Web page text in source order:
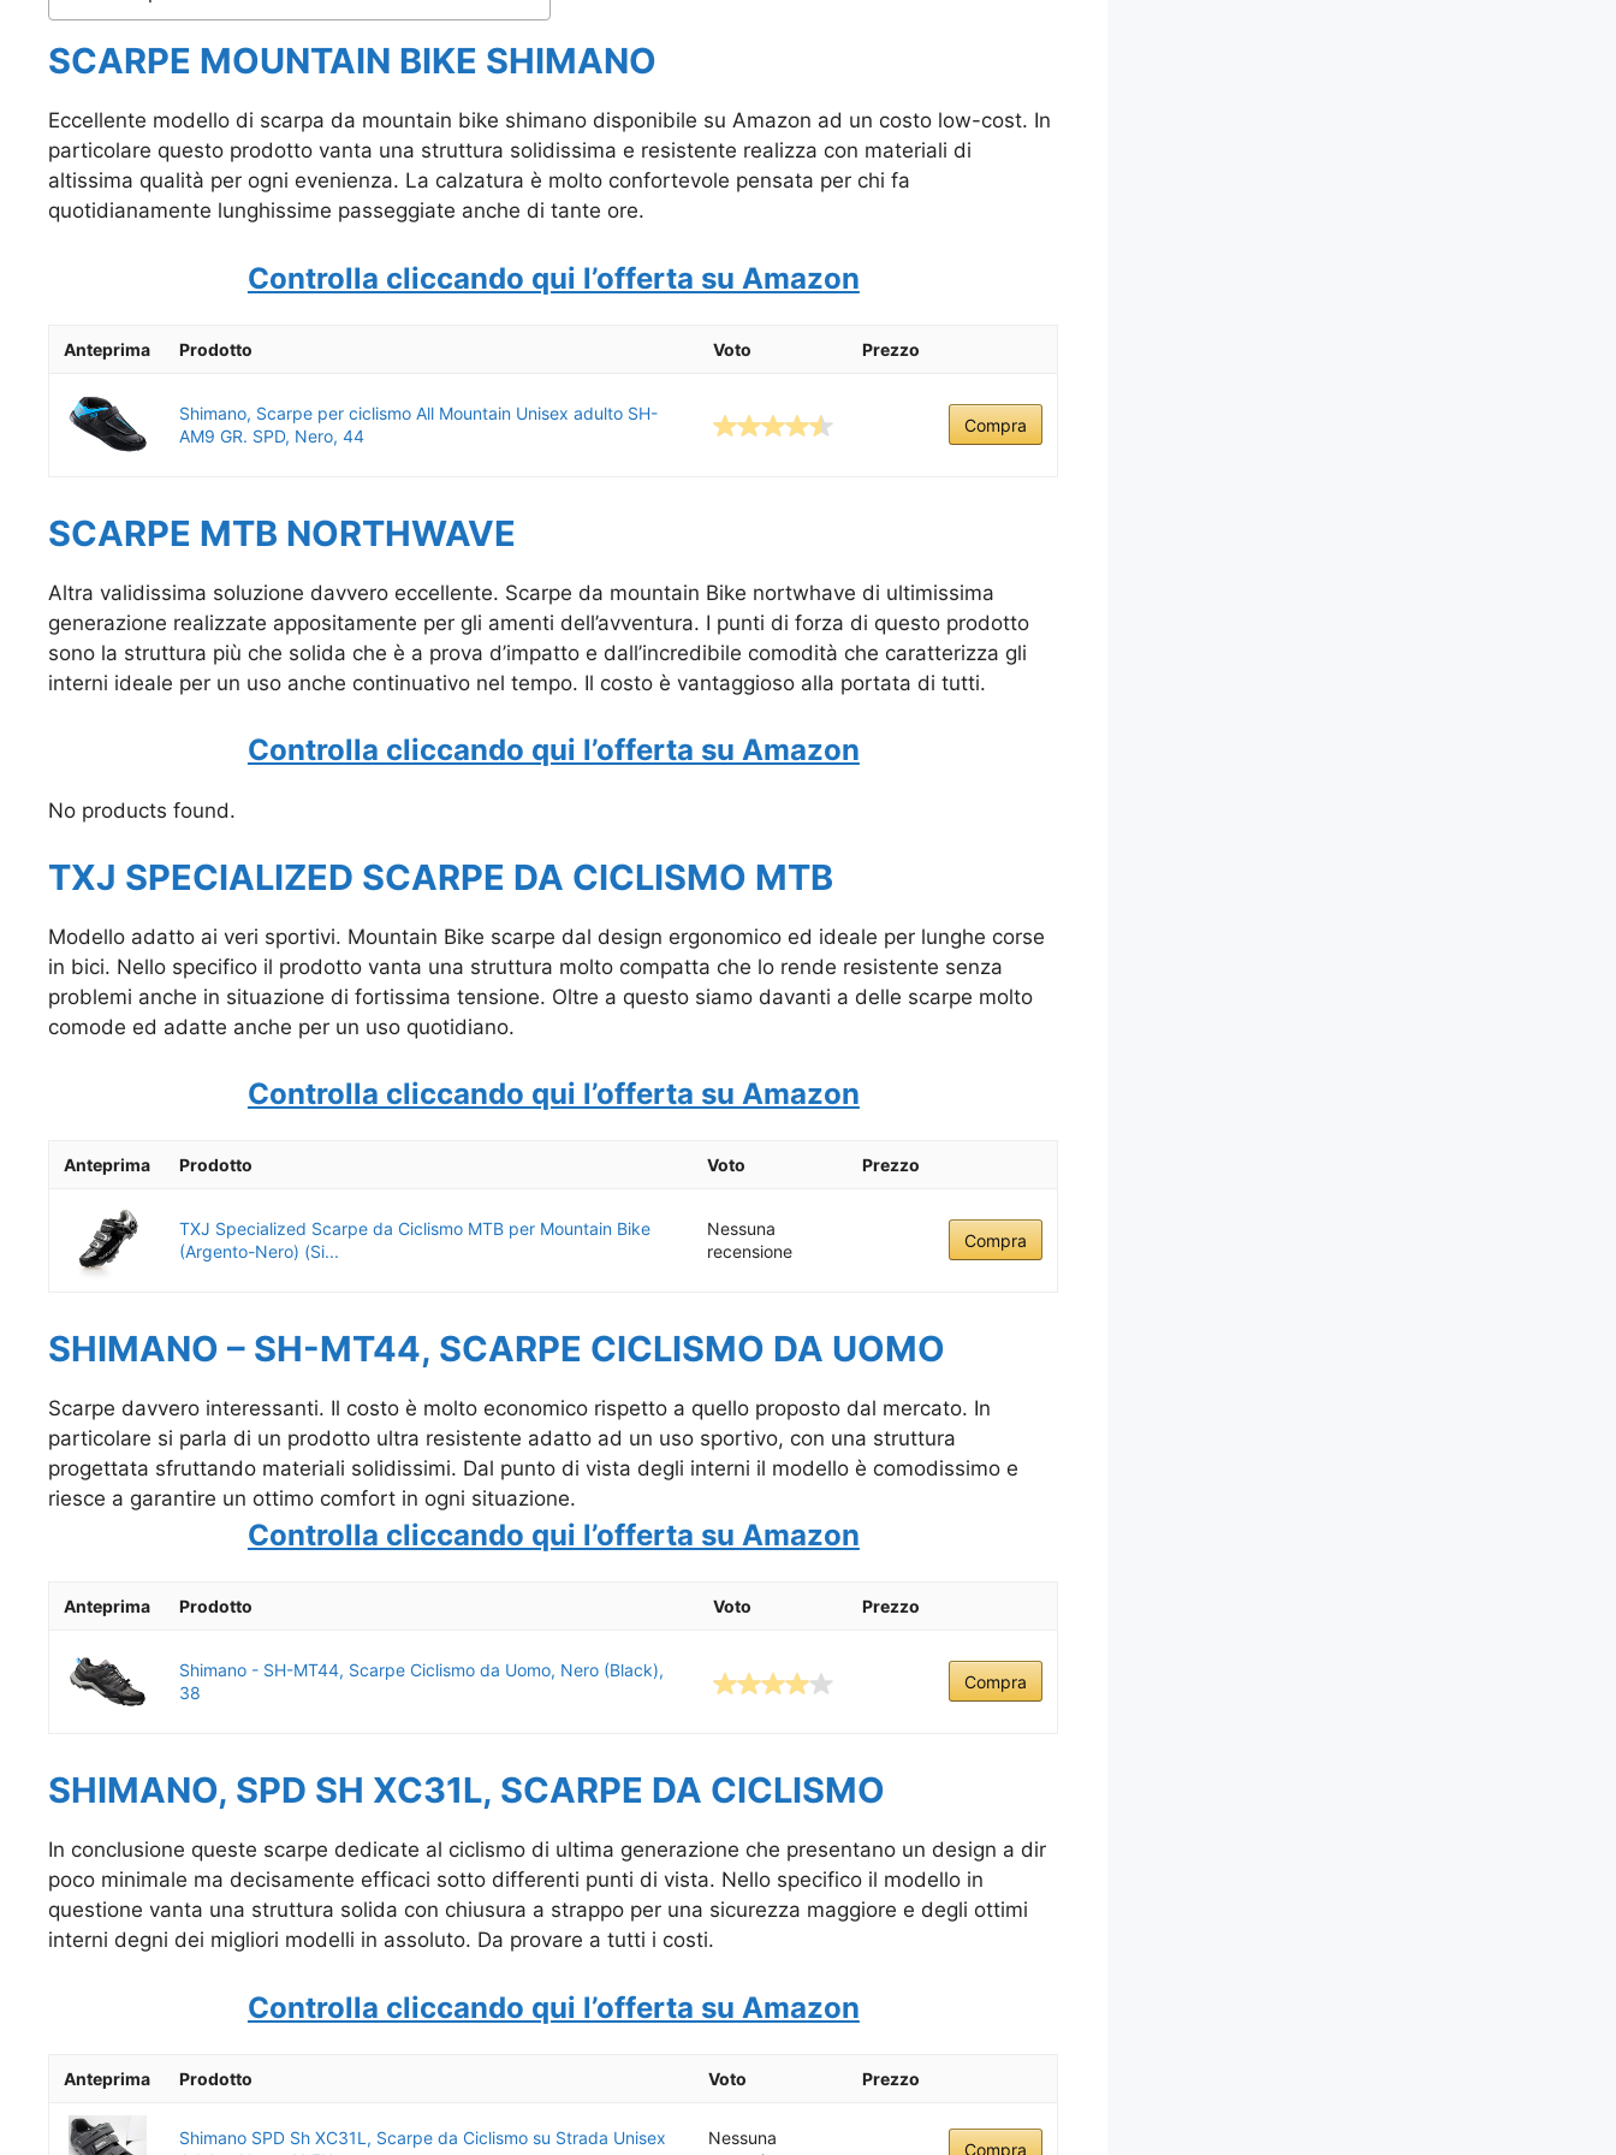
SCARPE MOUNTAIN BIKE SHIMANO
Eccellente modello di scarpa da mountain bike shimano disponibile su Amazon ad un costo low-cost. In
particolare questo prodotto vanta una struttura solidissima e resistente realizza con materiali di
altissima qualità per ogni evenienza. La calzatura è molto confortevole pensata per chi fa
quotidianamente lunghissime passeggiate anche di tante ore.
Controlla cliccando qui l’offerta su Amazon
Anteprima Prodotto Voto Prezzo
Shimano, Scarpe per ciclismo All Mountain Unisex adulto SH-
AM9 GR. SPD, Nero, 44
Compra
SCARPE MTB NORTHWAVE
Altra validissima soluzione davvero eccellente. Scarpe da mountain Bike nortwhave di ultimissima
generazione realizzate appositamente per gli amenti dell’avventura. I punti di forza di questo prodotto
sono la struttura più che solida che è a prova d’impatto e dall’incredibile comodità che caratterizza gli
interni ideale per un uso anche continuativo nel tempo. Il costo è vantaggioso alla portata di tutti.
Controlla cliccando qui l’offerta su Amazon
No products found.
TXJ SPECIALIZED SCARPE DA CICLISMO MTB
Modello adatto ai veri sportivi. Mountain Bike scarpe dal design ergonomico ed ideale per lunghe corse
in bici. Nello specifico il prodotto vanta una struttura molto compatta che lo rende resistente senza
problemi anche in situazione di fortissima tensione. Oltre a questo siamo davanti a delle scarpe molto
comode ed adatte anche per un uso quotidiano.
Controlla cliccando qui l’offerta su Amazon
Anteprima Prodotto Voto Prezzo
TXJ Specialized Scarpe da Ciclismo MTB per Mountain Bike
(Argento-Nero) (Si...
Nessuna
recensione
Compra
SHIMANO – SH-MT44, SCARPE CICLISMO DA UOMO
Scarpe davvero interessanti. Il costo è molto economico rispetto a quello proposto dal mercato. In
particolare si parla di un prodotto ultra resistente adatto ad un uso sportivo, con una struttura
progettata sfruttando materiali solidissimi. Dal punto di vista degli interni il modello è comodissimo e
riesce a garantire un ottimo comfort in ogni situazione.
Controlla cliccando qui l’offerta su Amazon
Anteprima Prodotto Voto Prezzo
Shimano - SH-MT44, Scarpe Ciclismo da Uomo, Nero (Black),
38
Compra
SHIMANO, SPD SH XC31L, SCARPE DA CICLISMO
In conclusione queste scarpe dedicate al ciclismo di ultima generazione che presentano un design a dir
poco minimale ma decisamente efficaci sotto differenti punti di vista. Nello specifico il modello in
questione vanta una struttura solida con chiusura a strappo per una sicurezza maggiore e degli ottimi
interni degni dei migliori modelli in assoluto. Da provare a tutti i costi.
Controlla cliccando qui l’offerta su Amazon
Anteprima Prodotto Voto Prezzo
Shimano SPD Sh XC31L, Scarpe da Ciclismo su Strada Unisex
Nessuna
Compra